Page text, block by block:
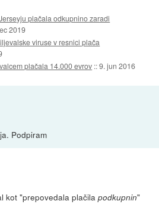
plačala odkupnino zaradi
2019
viruse v resnici plača
plačala 14.000 evrov ::9. jun 2016
Podpiram
kot "prepovedala plačilapodkupnin"